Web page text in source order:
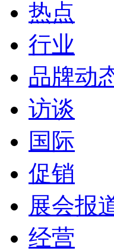
热点
行业
品牌动
访谈
国际
促销
展会报
经营